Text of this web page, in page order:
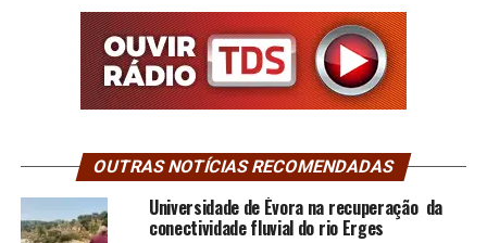
OUTRAS NOTÍCIAS RECOMENDADAS
Universidade de Évora na recuperação da
conectividade fluvial do rio Erges